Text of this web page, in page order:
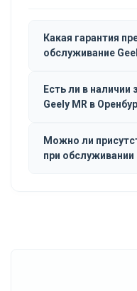
Какая гарантия
обслуживание
Есть ли в
Geely MR в
Можно ли
при обслуживании